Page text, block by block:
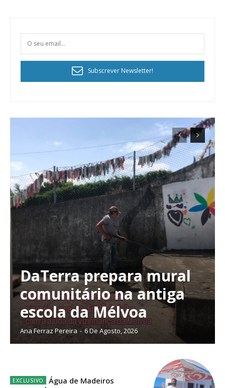
Planos de Assinatura
Faça-se assinante do Região de Cister e ajude-nos a manter este serviço
público!
Sendo assinante terá acesso a todos os conteúdos exclusivos e versões
digitais.
Escolha o plano de assinatura desejado:
ASSINATURA
IMPRESSA
32€
12 meses
Subscrever Newsletter!
DaTerra prepara mural
comunitário na antiga
escola da Mélvoa
Ana Ferraz Pereira - 6 De Agosto, 2026
Água de Madeiros